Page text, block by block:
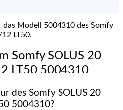
Modell 5004310 des Somfy
LT50.
Somfy SOLUS 20
LT50 5004310
des Somfy SOLUS 20
5004310?